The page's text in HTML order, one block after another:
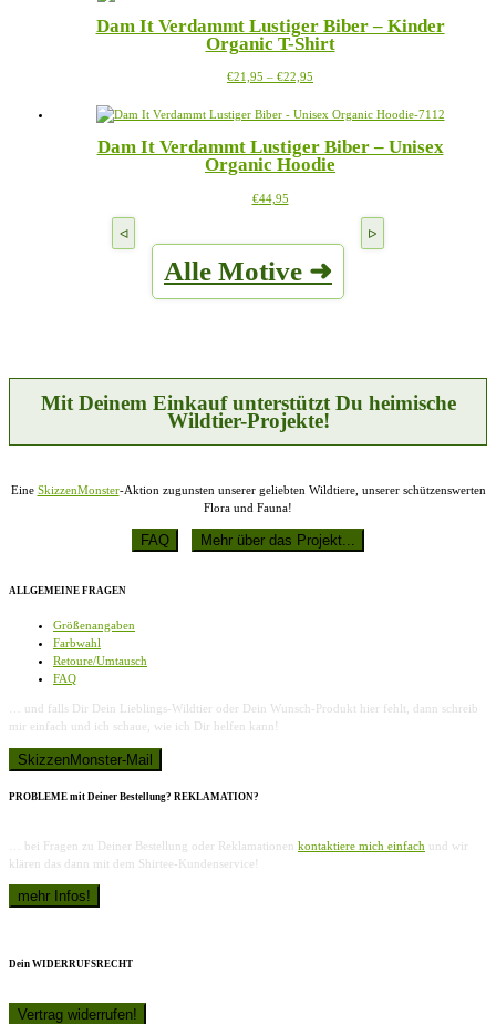
Produktseite
gewählt
Varianten
auf.
auf
Produktseite
gewählt
Dam It Verdammt Lustiger Biber – Kinder
Organic T-Shirt
€21,95 – €22,95
bis
weist
Varianten
auf.
Produktseite
gewählt
Dam It Verdammt Lustiger Biber – Unisex
Organic Hoodie
€44,95Dieses
Varianten
auf.
Produktseite
gewählt
werden
Alle Motive ➜
Mit Deinem Einkauf unterstützt Du heimische
Wildtier-Projekte!
Eine SkizzenMonster-Aktion zugunsten unserer geliebten Wildtiere, unserer schützenswerten
Flora und Fauna!
ALLGEMEINE FRAGEN
Größenangaben
Farbwahl
Retoure/Umtausch
FAQ
… und falls Dir Dein Lieblings-Wildtier oder Dein Wunsch-Produkt hier fehlt, dann schreib
mir einfach und ich schaue, wie ich Dir helfen kann!
PROBLEME mit Deiner Bestellung? REKLAMATION?
… bei Fragen zu Deiner Bestellung oder Reklamationen kontaktiere mich einfach und wir
klären das dann mit dem Shirtee-Kundenservice!
Dein WIDERRUFSRECHT